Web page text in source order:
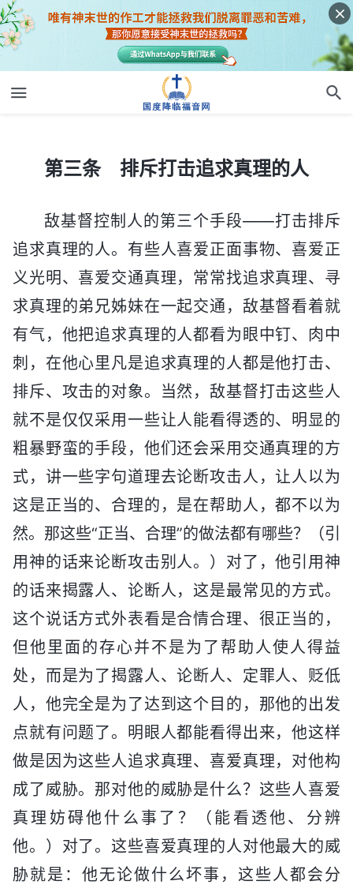
第三条 排斥打击追求真理的人
第三条 排斥打击追求真理的人
敌基督控制人的第三个手段——打击排斥
追求真理的人。有些人喜爱正面事物、喜爱正
义光明、喜爱交通真理，常常找追求真理、寻
求真理的弟兄姊妹在一起交通，敌基督看着就
有气，他把追求真理的人都看为眼中钉、肉中
刺，在他心里凡是追求真理的人都是他打击、
排斥、攻击的对象。当然，敌基督打击这些人
就不是仅仅采用一些让人能看得透的、明显的
粗暴野蛮的手段，他们还会采用交通真理的方
式，讲一些字句道理去论断攻击人，让人以为
这是正当的、合理的，是在帮助人，都不以为
然。那这些“正当、合理”的做法都有哪些？（引
用神的话来论断攻击别人。）对了，他引用神
的话来揭露人、论断人，这是最常见的方式。
这个说话方式外表看是合情合理、很正当的，
但他里面的存心并不是为了帮助人使人得益
处，而是为了揭露人、论断人、定罪人、贬低
人，他完全是为了达到这个目的，那他的出发
点就有问题了。明眼人都能看得出来，他这样
做是因为这些人追求真理、喜爱真理，对他构
成了威胁。那对他的威胁是什么？这些人喜爱
真理妨碍他什么事了？（能看透他、分辨
他。）对了。这些喜爱真理的人对他最大的威
胁就是：他无论做什么坏事，这些人都会分